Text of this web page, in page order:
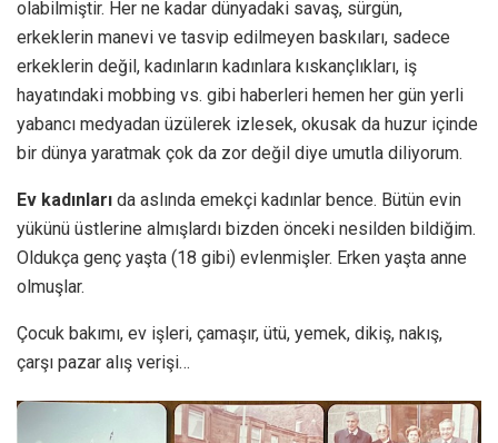
olabilmiştir. Her ne kadar dünyadaki savaş, sürgün,
erkeklerin manevi ve tasvip edilmeyen baskıları, sadece
erkeklerin değil, kadınların kadınlara kıskançlıkları, iş
hayatındaki mobbing vs. gibi haberleri hemen her gün yerli
yabancı medyadan üzülerek izlesek, okusak da huzur içinde
bir dünya yaratmak çok da zor değil diye umutla diliyorum.
Ev kadınları da aslında emekçi kadınlar bence. Bütün evin
yükünü üstlerine almışlardı bizden önceki nesilden bildiğim.
Oldukça genç yaşta (18 gibi) evlenmişler. Erken yaşta anne
olmuşlar.
Çocuk bakımı, ev işleri, çamaşır, ütü, yemek, dikiş, nakış,
çarşı pazar alış verişi…